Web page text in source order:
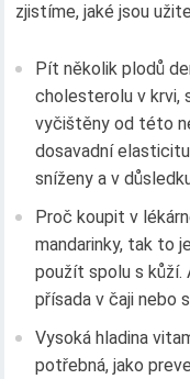
zjistíme, jaké jsou
Pít několik plodů
cholesterolu v krvi,
vyčištěny od této
dosavadní
sníženy a v
Proč koupit v
mandarinky, tak to
použít spolu s kůží.
přísada v čaji nebo
Vysoká hladina
potřebná, jako